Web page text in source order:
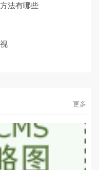
法有哪些
更多